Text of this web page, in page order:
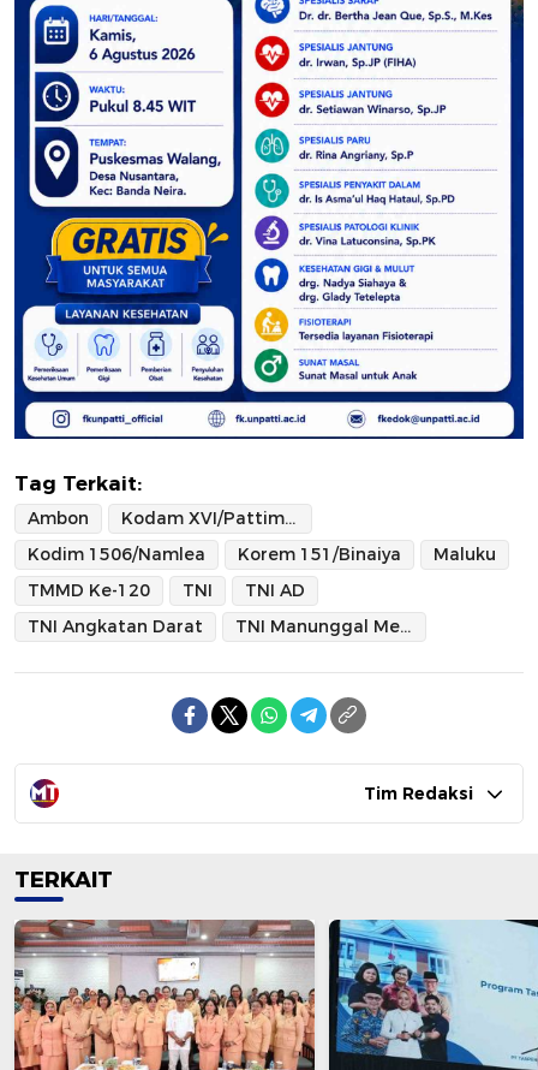
Tag Terkait:
Ambon
Kodam XVI/Pattimura
Kodim 1506/Namlea
Korem 151/Binaiya
Maluku
TMMD Ke-120
TNI
TNI AD
TNI Angkatan Darat
TNI Manunggal Membangun Desa Ke-120
Tim Redaksi
TERKAIT